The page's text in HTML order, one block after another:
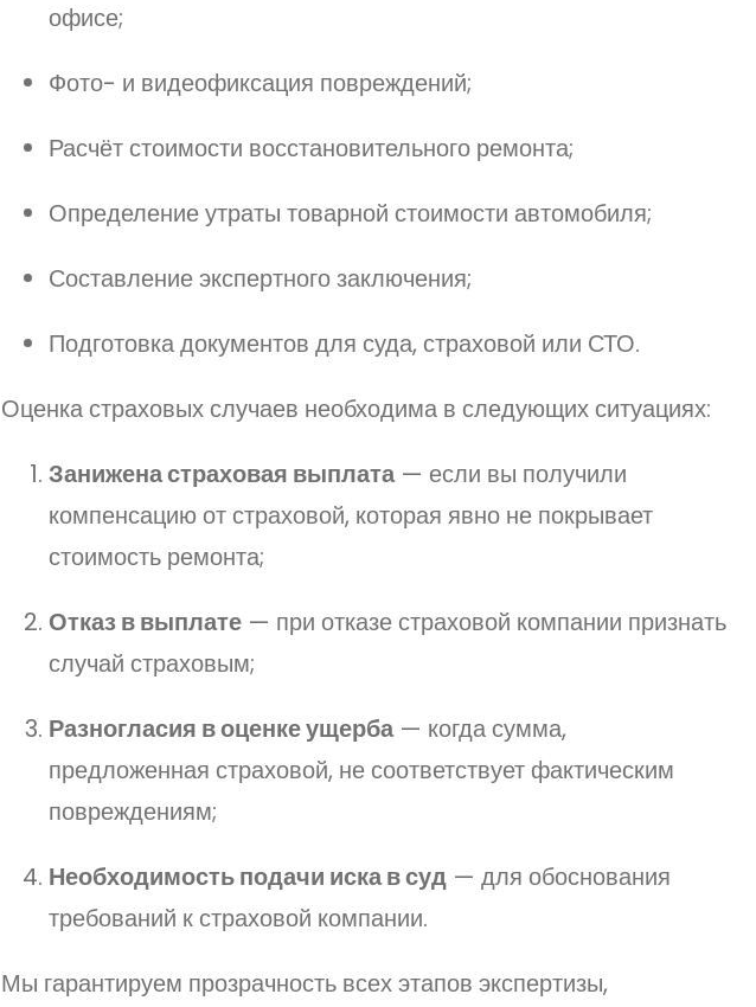
офисе;
Фото- и видеофиксация повреждений;
Расчёт стоимости восстановительного ремонта;
Определение утраты товарной стоимости автомобиля;
Составление экспертного заключения;
Подготовка документов для суда, страховой или СТО.
Оценка страховых случаев необходима в следующих ситуациях:
Занижена страховая выплата— если вы получили
компенсацию от страховой, которая явно не покрывает
стоимость ремонта;
Отказ в выплате— при отказе страховой компании признать
случай страховым;
Разногласия в оценке ущерба— когда сумма,
предложенная страховой, не соответствует фактическим
повреждениям;
Необходимость подачи иска в суд— для обоснования
требований к страховой компании.
Мы гарантируем прозрачность всех этапов экспертизы,